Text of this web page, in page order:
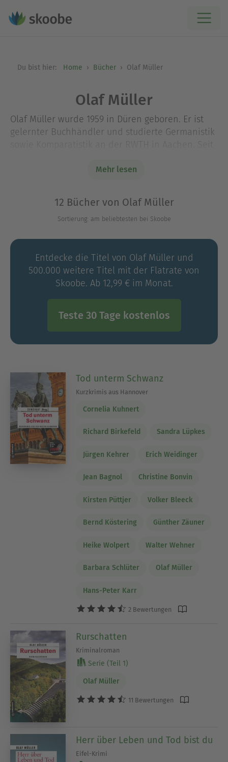
Du bist hier: Home Bücher Olaf Müller
Olaf Müller
Olaf Müller wurde 1959 in Düren geboren. Er ist
gelernter Buchhändler und studierte Germanistik
Sprachreisen führten ihn oft nach Frankreich,
Austauschprojekte in Aachens Partnerstädte
Arlington (USA), Kostroma (Russland) und Reims
(Frankreich). Als junger Segelflieger erlebte er die
„Adiós, Aachen“ ist sein neunter Kriminalroman
im Gmeiner-Verlag.
Mehr lesen
12 Bücher von Olaf Müller
Sortierung: am beliebtesten bei Skoobe
Entdecke die Titel von Olaf Müller und
500.000 weitere Titel mit der Flatrate von
Skoobe. Ab 12,99 € im Monat.
Teste 30 Tage kostenlos
Tod unterm Schwanz
Kurzkrimis aus Hannover
Cornelia Kuhnert
Richard Birkefeld Sandra Lüpkes
Jürgen Kehrer Erich Weidinger
Jean Bagnol Christine Bonvin
Kirsten Püttjer Volker Bleeck
Bernd Köstering Günther Zäuner
Heike Wolpert Walter Wehner
Barbara Schlüter Olaf Müller
Hans-Peter Karr
2 Bewertungen
Rurschatten
Kriminalroman
Serie (Teil 1)
Olaf Müller
11 Bewertungen
Herr über Leben und Tod bist du
Eifel-Krimi